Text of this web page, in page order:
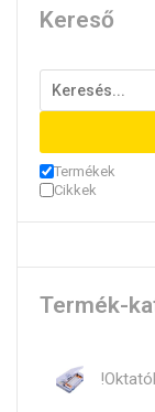
Kereső
Termékek
Cikkek
Termék-